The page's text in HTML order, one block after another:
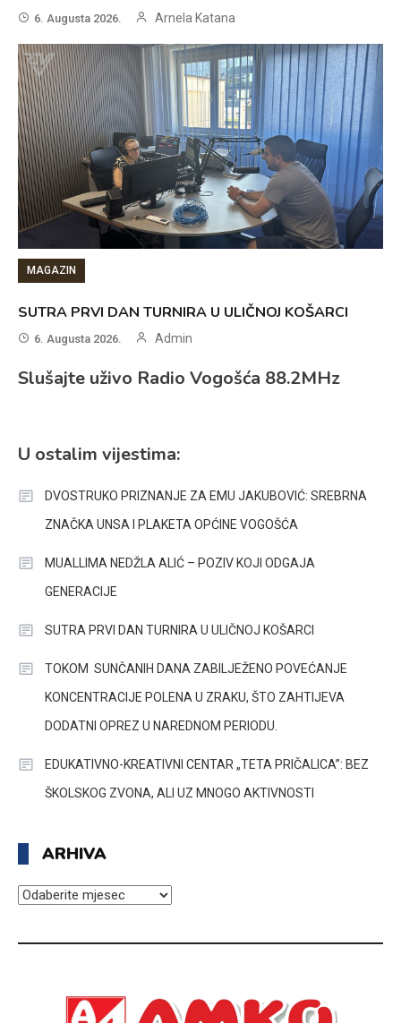
6. Augusta 2026. Arnela Katana
MAGAZIN
SUTRA PRVI DAN TURNIRA U ULIČNOJ KOŠARCI
6. Augusta 2026. Admin
Slušajte uživo Radio Vogošća 88.2MHz
U ostalim vijestima:
DVOSTRUKO PRIZNANJE ZA EMU JAKUBOVIĆ: SREBRNA
ZNAČKA UNSA I PLAKETA OPĆINE VOGOŠĆA
MUALLIMA NEDŽLA ALIĆ – POZIV KOJI ODGAJA
GENERACIJE
SUTRA PRVI DAN TURNIRA U ULIČNOJ KOŠARCI
TOKOM SUNČANIH DANA ZABILJEŽENO POVEĆANJE
KONCENTRACIJE POLENA U ZRAKU, ŠTO ZAHTIJEVA
DODATNI OPREZ U NAREDNOM PERIODU.
EDUKATIVNO-KREATIVNI CENTAR „TETA PRIČALICA”: BEZ
ŠKOLSKOG ZVONA, ALI UZ MNOGO AKTIVNOSTI
ARHIVA
ARHIVA